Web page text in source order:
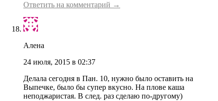
Ответить на комментарий →
Алена
24 июля, 2015 в 02:37
Делала сегодня в Пан. 10, нужно было оставить на
Выпечке, было бы супер вкусно. На плове каша
неподжаристая. В след. раз сделаю по-другому)